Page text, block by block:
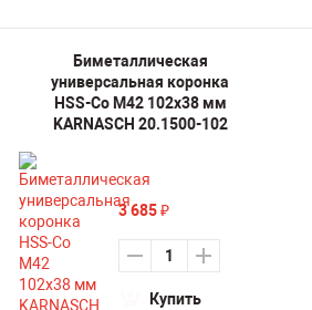
Биметаллическая
универсальная коронка
HSS-Co M42 102х38 мм
KARNASCH 20.1500-102
3 685 ₽
Купить